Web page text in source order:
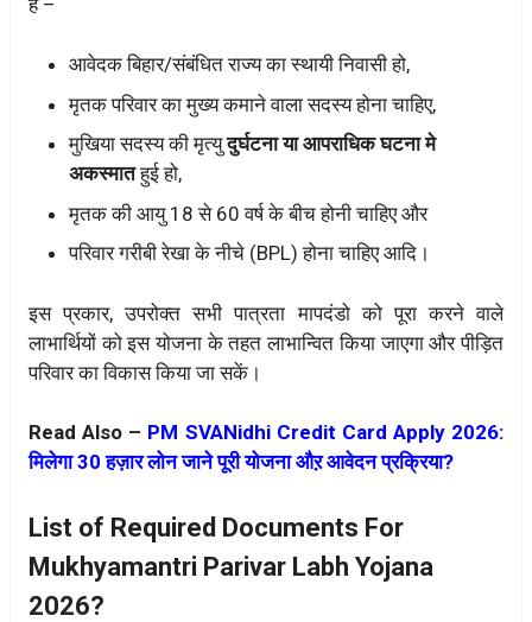
आवेदक बिहार/संबंधित राज्य का स्थायी निवासी हो,
मृतक परिवार का मुख्य कमाने वाला सदस्य होना चाहिए,
मुखिया सदस्य की मृत्युदुर्घटना या आपराधिक घटना मे
अकस्मातहुई हो,
मृतक की आयु 18 से 60 वर्ष के बीच होनी चाहिए और
परिवार गरीबी रेखा के नीचे (BPL) होना चाहिए आदि।
इस प्रकार, उपरोक्त सभी पात्रता मापदंडो को पूरा करने वाले
लाभार्थियों को इस योजना के तहत लाभान्वित किया जाएगा और पीड़ित
परिवार का विकास किया जा सकें।
Read Also – PM SVANidhi Credit Card Apply 2026:
मिलेगा 30 हज़ार लोन जाने पूरी योजना औऱ आवेदन प्रक्रिया?
List of Required Documents For
Mukhyamantri Parivar Labh Yojana
2026?